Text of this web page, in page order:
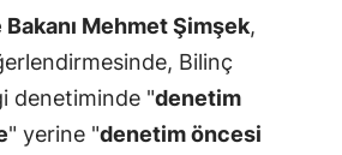
Osmaniye
Mehmet Şimşek,
Bilinç
denetiminde "denetim
" yerine "denetim öncesi